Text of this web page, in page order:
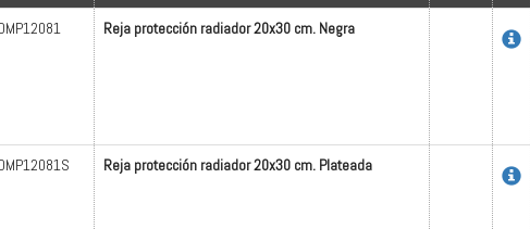
Reja protección radiador 20x30 cm. Negra
Reja protección radiador 20x30 cm. Plateada